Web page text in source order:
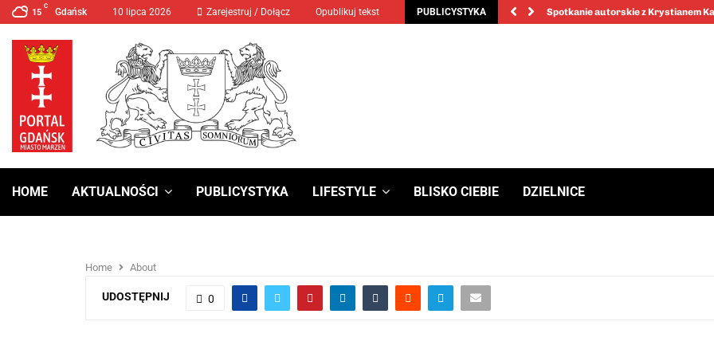
15
C
Gdańsk 10 lipca 2026 Zarejestruj / Dołącz Opublikuj tekst PUBLICYSTYKA
MANIFA 2024 Prawa Kobiet Spotkanie autorskie z Krystianem
HOME AKTUALNOŚCI PUBLICYSTYKA LIFESTYLE BLISKO CIEBIE DZIELNICE
Home About
UDOSTĘPNIJ 0